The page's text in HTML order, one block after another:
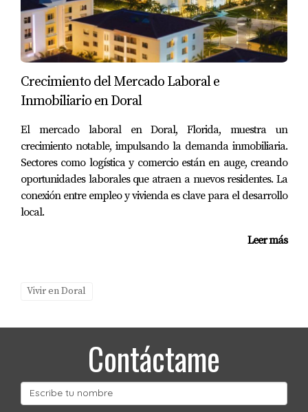
Crecimiento del Mercado Laboral e
Inmobiliario en Doral
El mercado laboral en Doral, Florida, muestra un
crecimiento notable, impulsando la demanda inmobiliaria.
Sectores como logística y comercio están en auge, creando
oportunidades laborales que atraen a nuevos residentes. La
conexión entre empleo y vivienda es clave para el desarrollo
local.
Leer más
Vivir en Doral
Contáctame